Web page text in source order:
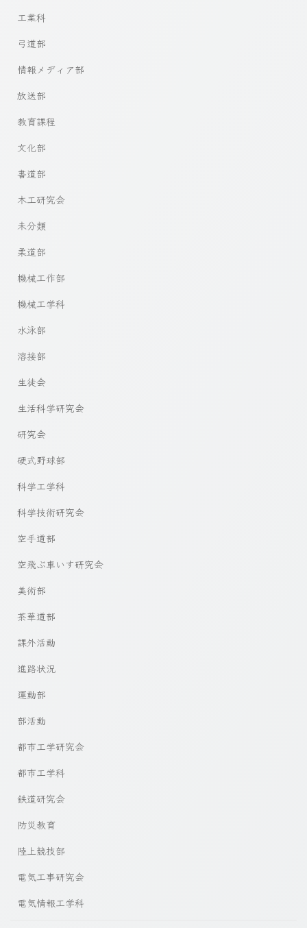
工業科
弓道部
情報メディア部
放送部
教育課程
文化部
書道部
木工研究会
未分類
柔道部
機械工作部
機械工学科
水泳部
溶接部
生徒会
生活科学研究会
研究会
硬式野球部
科学工学科
科学技術研究会
空手道部
空飛ぶ車いす研究会
美術部
茶華道部
課外活動
進路状況
運動部
部活動
都市工学研究会
都市工学科
鉄道研究会
防災教育
陸上競技部
電気工事研究会
電気情報工学科